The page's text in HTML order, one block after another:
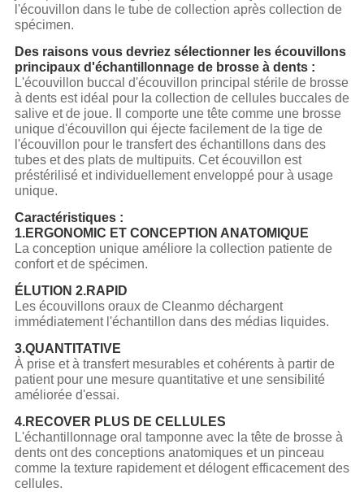
l'écouvillon dans le tube de collection après collection de
spécimen.
Des raisons vous devriez sélectionner les écouvillons
principaux d'échantillonnage de brosse à dents :
L'écouvillon buccal d'écouvillon principal stérile de brosse
à dents est idéal pour la collection de cellules buccales de
salive et de joue. Il comporte une tête comme une brosse
unique d'écouvillon qui éjecte facilement de la tige de
l'écouvillon pour le transfert des échantillons dans des
tubes et des plats de multipuits. Cet écouvillon est
préstérilisé et individuellement enveloppé pour à usage
unique.
Caractéristiques :
1.ERGONOMIC ET CONCEPTION ANATOMIQUE
La conception unique améliore la collection patiente de
confort et de spécimen.
ÉLUTION 2.RAPID
Les écouvillons oraux de Cleanmo déchargent
immédiatement l'échantillon dans des médias liquides.
3.QUANTITATIVE
À prise et à transfert mesurables et cohérents à partir de
patient pour une mesure quantitative et une sensibilité
améliorée d'essai.
4.RECOVER PLUS DE CELLULES
L'échantillonnage oral tamponne avec la tête de brosse à
dents ont des conceptions anatomiques et un pinceau
comme la texture rapidement et délogent efficacement des
cellules.